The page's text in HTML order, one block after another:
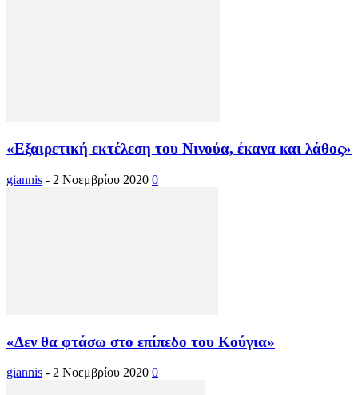
«Εξαιρετική εκτέλεση του Νινούα, έκανα και λάθος»
giannis - 2 Νοεμβρίου 2020 0
«Δεν θα φτάσω στο επίπεδο του Κούγια»
giannis - 2 Νοεμβρίου 2020 0